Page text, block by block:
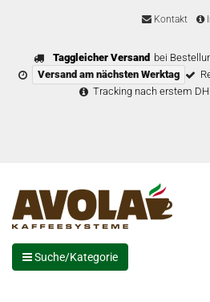
Kontakt
Taggleicher Versand bei
Versand am nächsten Werktag
Tracking nach erstem
Suche/Kategorie